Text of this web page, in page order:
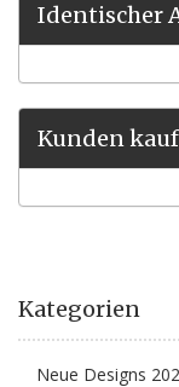
Identischer
Kunden
Kategorien
Neue Designs